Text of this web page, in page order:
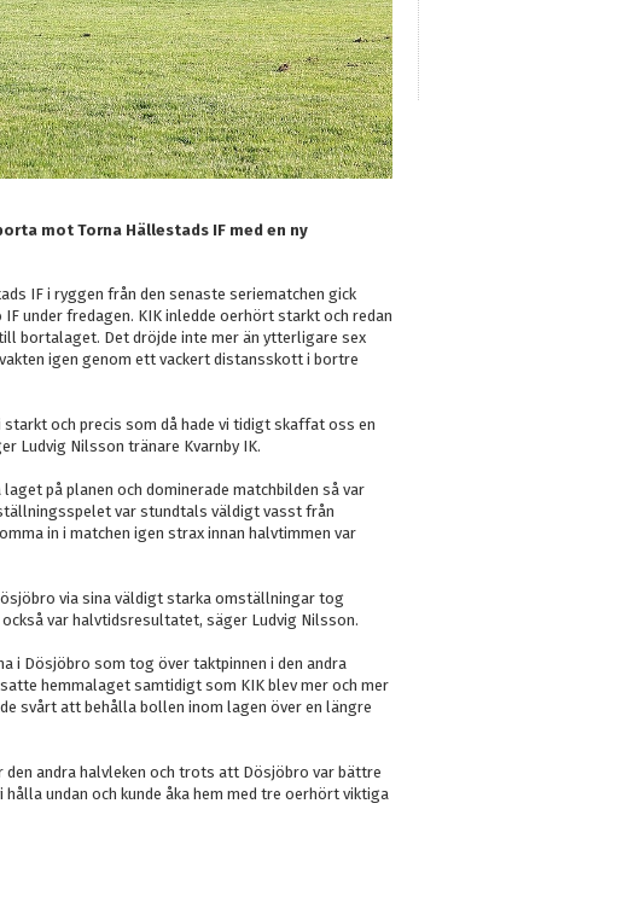
mot Torna Hällestads IF med en ny
IF i ryggen från den senaste seriematchen gick
under fredagen. KIK inledde oerhört starkt och redan
bortalaget. Det dröjde inte mer än ytterligare sex
igen genom ett vackert distansskott i bortre
och precis som då hade vi tidigt skaffat oss en
Ludvig Nilsson tränare Kvarnby IK.
på planen och dominerade matchbilden så var
var stundtals väldigt vasst från
in i matchen igen strax innan halvtimmen var
via sina väldigt starka omställningar tog
var halvtidsresultatet, säger Ludvig Nilsson.
i Dösjöbro som tog över taktpinnen i den andra
hemmalaget samtidigt som KIK blev mer och mer
svårt att behålla bollen inom lagen över en längre
andra halvleken och trots att Dösjöbro var bättre
undan och kunde åka hem med tre oerhört viktiga